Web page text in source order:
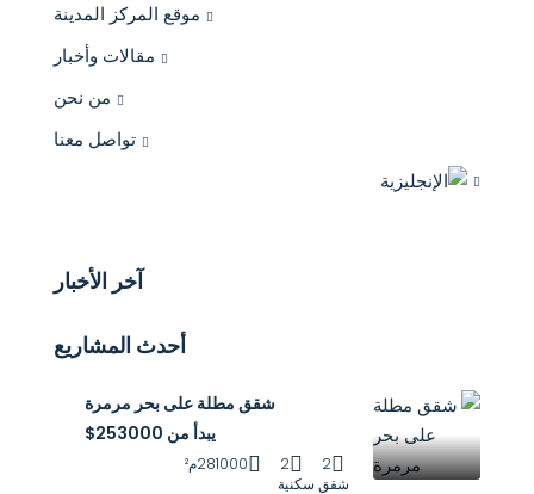
موقع المركز المدينة
مقالات وأخبار
من نحن
تواصل معنا
آخر الأخبار
أحدث المشاريع
شقق مطلة على بحر مرمرة
يبدأ من 253000$
2
2
281000م²
شقق سكنية